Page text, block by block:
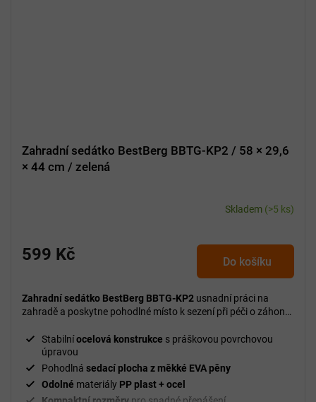
Zahradní sedátko BestBerg BBTG-KP2 / 58 × 29,6
× 44 cm / zelená
Skladem (>5 ks)
599 Kč Do košíku
Zahradní sedátko BestBerg BBTG-KP2 usnadní práci na
zahradě a poskytne pohodlné místo k sezení při péči o záhony,
Stabilníocelová konstrukce s práškovou povrchovou
úpravou
Pohodlná sedací plocha z měkké EVA pěny
Odolné materiály PP plast + ocel